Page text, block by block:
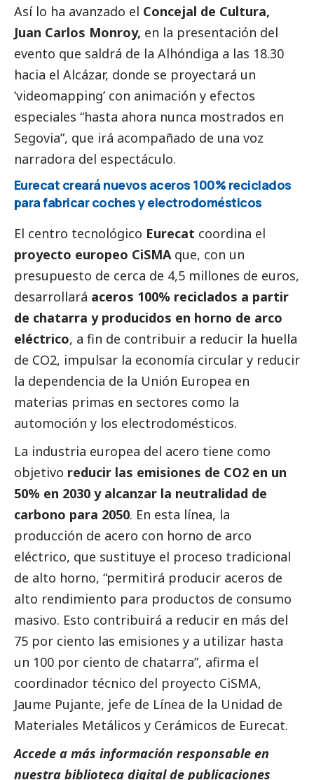
Así lo ha avanzado el Concejal de Cultura,
Juan Carlos Monroy, en la presentación del
evento que saldrá de la Alhóndiga a las 18.30
hacia el Alcázar, donde se proyectará un
‘videomapping’ con animación y efectos
especiales “hasta ahora nunca mostrados en
Segovia”, que irá acompañado de una voz
narradora del espectáculo.
Eurecat creará nuevos aceros 100% reciclados
para fabricar coches y electrodomésticos
El centro tecnológico Eurecat coordina el
proyecto europeo CiSMAque, con un
presupuesto de cerca de 4,5 millones de euros,
desarrollará aceros 100% reciclados a partir
de chatarra y producidos en horno de arco
eléctrico, a fin de contribuir a reducir la huella
de CO2, impulsar la economía circular y reducir
la dependencia de la Unión Europea en
materias primas en sectores como la
automoción y los electrodomésticos.
La industria europea del acero tiene como
objetivo reducir las emisiones de CO2 en un
50% en 2030 y alcanzar la neutralidad de
carbono para 2050. En esta línea, la
producción de acero con horno de arco
eléctrico, que sustituye el proceso tradicional
de alto horno, “permitirá producir aceros de
alto rendimiento para productos de consumo
masivo. Esto contribuirá a reducir en más del
75 por ciento las emisiones y a utilizar hasta
un 100 por ciento de chatarra”, afirma el
coordinador técnico del proyecto CiSMA,
Jaume Pujante, jefe de Línea de la Unidad de
Materiales Metálicos y Cerámicos de Eurecat.
Accede a más información responsable en
nuestra biblioteca digital de publicaciones